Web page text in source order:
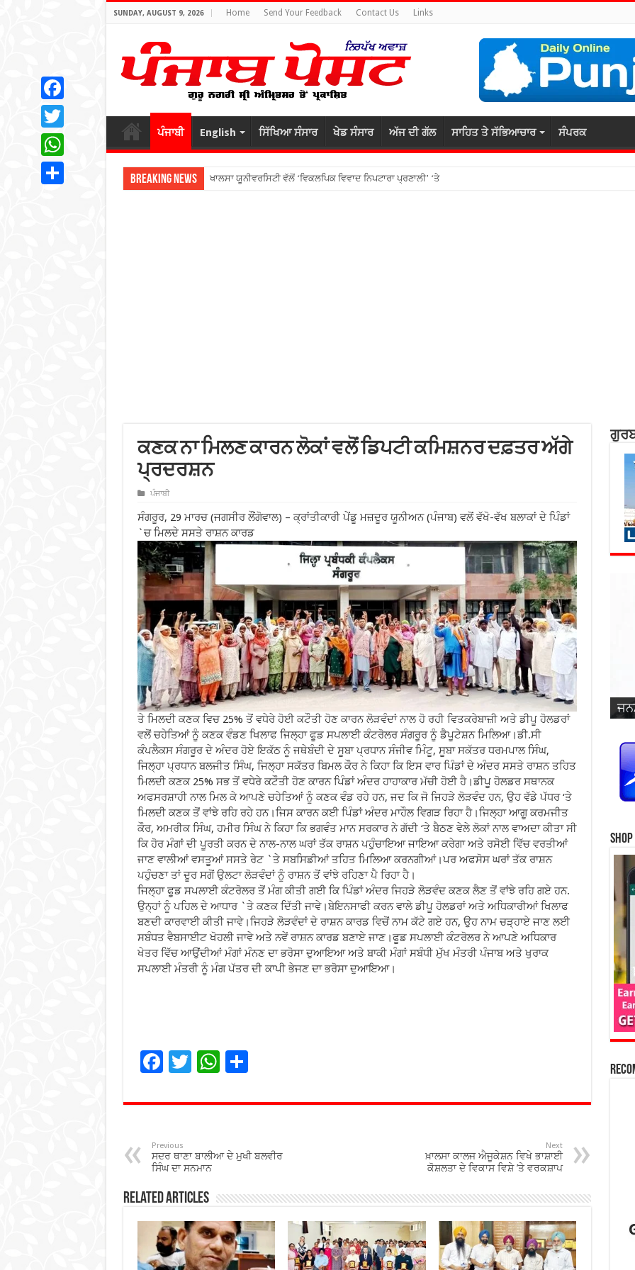
SUNDAY, AUGUST 9, 2026 Home Send Your Feedback Contact Us Links
ਪੰਜਾਬੀ English ਸਿੱਖਿਆ ਸੰਸਾਰ ਖੇਡ ਸੰਸਾਰ ਅੱਜ ਦੀ ਗੱਲ ਸਾਹਿਤ ਤੇ ਸੱਭਿਆਚਾਰ ਸੰਪਰਕ
Breaking News ਖਾਲਸਾ ਯੂਨੀਵਰਸਿਟੀ ਵੱਲੋਂ ‘ਵਿਕਲਪਿਕ ਵਿਵਾਦ ਨਿਪਟਾਰਾ ਪ੍ਰਣਾਲੀ’ ‘ਤੇ ਅੰਤਰਰਾਸ਼ਟਰੀ ਸੈਮੀਨਾਰ
ਕਣਕ ਨਾ ਮਿਲਣ ਕਾਰਨ ਲੋਕਾਂ ਵਲੋਂ ਡਿਪਟੀ ਕਮਿਸ਼ਨਰ ਦਫ਼ਤਰ ਅੱਗੇ
ਪ੍ਰਦਰਸ਼ਨ
ਪੰਜਾਬੀ
ਸੰਗਰੂਰ, 29 ਮਾਰਚ (ਜਗਸੀਰ ਲੌਂਗੋਵਾਲ) – ਕ੍ਰਾਂਤੀਕਾਰੀ ਪੇਂਡੂ ਮਜ਼ਦੂਰ ਯੂਨੀਅਨ (ਪੰਜਾਬ) ਵਲੋਂ ਵੱਖੋ-ਵੱਖ ਬਲਾਕਾਂ ਦੇ ਪਿੰਡਾਂ
`ਚ ਮਿਲਦੇ ਸਸਤੇ ਰਾਸ਼ਨ ਕਾਰਡ
ਤੇ ਮਿਲਦੀ ਕਣਕ ਵਿਚ 25% ਤੋਂ ਵਧੇਰੇ ਹੋਈ ਕਟੌਤੀ ਹੋਣ ਕਾਰਨ ਲੋੜਵੰਦਾਂ ਨਾਲ ਹੋ ਰਹੀ ਵਿਤਕਰੇਬਾਜ਼ੀ ਅਤੇ ਡੀਪੂ ਹੋਲਡਰਾਂ
ਵਲੋਂ ਚਹੇਤਿਆਂ ਨੂੰ ਕਣਕ ਵੰਡਣ ਖਿਲਾਫ ਜਿਲ੍ਹਾ ਫੂਡ ਸਪਲਾਈ ਕੰਟਰੋਲਰ ਸੰਗਰੂਰ ਨੂੰ ਡੈਪੂਟੇਸ਼ਨ ਮਿਲਿਆ।ਡੀ.ਸੀ
ਕੰਪਲੈਕਸ ਸੰਗਰੂਰ ਦੇ ਅੰਦਰ ਹੋਏ ਇਕੱਠ ਨੂੰ ਜਥੇਬੰਦੀ ਦੇ ਸੂਬਾ ਪ੍ਰਧਾਨ ਸੰਜੀਵ ਮਿੰਟੂ, ਸੂਬਾ ਸਕੱਤਰ ਧਰਮਪਾਲ ਸਿੰਘ,
ਜਿਲ੍ਹਾ ਪ੍ਰਧਾਨ ਬਲਜੀਤ ਸਿੰਘ, ਜਿਲ੍ਹਾ ਸਕੱਤਰ ਬਿਮਲ ਕੌਰ ਨੇ ਕਿਹਾ ਕਿ ਇਸ ਵਾਰ ਪਿੰਡਾਂ ਦੇ ਅੰਦਰ ਸਸਤੇ ਰਾਸ਼ਨ ਤਹਿਤ
ਮਿਲਦੀ ਕਣਕ 25% ਸਭ ਤੋਂ ਵਧੇਰੇ ਕਟੌਤੀ ਹੋਣ ਕਾਰਨ ਪਿੰਡਾਂ ਅੰਦਰ ਹਾਹਾਕਾਰ ਮੱਚੀ ਹੋਈ ਹੈ।ਡੀਪੂ ਹੋਲਡਰ ਸਥਾਨਕ
ਅਫਸਰਸ਼ਾਹੀ ਨਾਲ ਮਿਲ ਕੇ ਆਪਣੇ ਚਹੇਤਿਆਂ ਨੂੰ ਕਣਕ ਵੰਡ ਰਹੇ ਹਨ, ਜਦ ਕਿ ਜੋ ਜਿਹੜੇ ਲੋੜਵੰਦ ਹਨ, ਉਹ ਵੱਡੇ ਪੱਧਰ ‘ਤੇ
ਮਿਲਦੀ ਕਣਕ ਤੋਂ ਵਾਂਝੇ ਰਹਿ ਰਹੇ ਹਨ।ਜਿਸ ਕਾਰਨ ਕਈ ਪਿੰਡਾਂ ਅੰਦਰ ਮਾਹੌਲ ਵਿਗੜ ਰਿਹਾ ਹੈ।ਜਿਲ੍ਹਾ ਆਗੂ ਕਰਮਜੀਤ
ਕੌਰ, ਅਮਰੀਕ ਸਿੰਘ, ਹਮੀਰ ਸਿੰਘ ਨੇ ਕਿਹਾ ਕਿ ਭਗਵੰਤ ਮਾਨ ਸਰਕਾਰ ਨੇ ਗੱਦੀ ‘ਤੇ ਬੈਠਣ ਵੇਲੇ ਲੋਕਾਂ ਨਾਲ ਵਾਅਦਾ ਕੀਤਾ ਸੀ
ਕਿ ਹੋਰ ਮੰਗਾਂ ਦੀ ਪੂਰਤੀ ਕਰਨ ਦੇ ਨਾਲ-ਨਾਲ ਘਰਾਂ ਤੱਕ ਰਾਸ਼ਨ ਪਹੁੰਚਾਇਆ ਜਾਇਆ ਕਰੇਗਾ ਅਤੇ ਰਸੋਈ ਵਿੱਚ ਵਰਤੀਆਂ
ਜਾਣ ਵਾਲੀਆਂ ਵਸਤੂਆਂ ਸਸਤੇ ਰੇਟ `ਤੇ ਸਬਸਿਡੀਆਂ ਤਹਿਤ ਮਿਲਿਆ ਕਰਨਗੀਆਂ।ਪਰ ਅਫਸੋਸ ਘਰਾਂ ਤੱਕ ਰਾਸ਼ਨ
ਪਹੁੰਚਣਾ ਤਾਂ ਦੂਰ ਸਗੋਂ ਉਲਟਾ ਲੋੜਵੰਦਾਂ ਨੂੰ ਰਾਸ਼ਨ ਤੋਂ ਵਾਂਝੇ ਰਹਿਣਾ ਪੈ ਰਿਹਾ ਹੈ।
ਜਿਲ੍ਹਾ ਫੂਡ ਸਪਲਾਈ ਕੰਟਰੋਲਰ ਤੋਂ ਮੰਗ ਕੀਤੀ ਗਈ ਕਿ ਪਿੰਡਾਂ ਅੰਦਰ ਜਿਹੜੇ ਲੋੜਵੰਦ ਕਣਕ ਲੈਣ ਤੋਂ ਵਾਂਝੇ ਰਹਿ ਗਏ ਹਨ.
ਉਨ੍ਹਾਂ ਨੂੰ ਪਹਿਲ ਦੇ ਆਧਾਰ `ਤੇ ਕਣਕ ਦਿੱਤੀ ਜਾਵੇ।ਬੇਇਨਸਾਫੀ ਕਰਨ ਵਾਲੇ ਡੀਪੂ ਹੋਲਡਰਾਂ ਅਤੇ ਅਧਿਕਾਰੀਆਂ ਖਿਲਾਫ
ਬਣਦੀ ਕਾਰਵਾਈ ਕੀਤੀ ਜਾਵੇ।ਜਿਹੜੇ ਲੋੜਵੰਦਾਂ ਦੇ ਰਾਸ਼ਨ ਕਾਰਡ ਵਿਚੋਂ ਨਾਮ ਕੱਟੇ ਗਏ ਹਨ, ਉਹ ਨਾਮ ਚੜ੍ਹਾਏ ਜਾਣ ਲਈ
ਸਬੰਧਤ ਵੈਬਸਾਈਟ ਖੋਹਲੀ ਜਾਵੇ ਅਤੇ ਨਵੇਂ ਰਾਸ਼ਨ ਕਾਰਡ ਬਣਾਏ ਜਾਣ।ਫੂਡ ਸਪਲਾਈ ਕੰਟਰੋਲਰ ਨੇ ਆਪਣੇ ਅਧਿਕਾਰ
ਖੇਤਰ ਵਿੱਚ ਆਉਂਦੀਆਂ ਮੰਗਾਂ ਮੰਨਣ ਦਾ ਭਰੋਸਾ ਦੁਆਇਆ ਅਤੇ ਬਾਕੀ ਮੰਗਾਂ ਸਬੰਧੀ ਮੁੱਖ ਮੰਤਰੀ ਪੰਜਾਬ ਅਤੇ ਖੁਰਾਕ
ਸਪਲਾਈ ਮੰਤਰੀ ਨੂੰ ਮੰਗ ਪੱਤਰ ਦੀ ਕਾਪੀ ਭੇਜਣ ਦਾ ਭਰੋਸਾ ਦੁਆਇਆ।
F
e
o
o
k
T
tt
W
at
p
ar
Previous
ਸਦਰ ਥਾਣਾ ਬਾਲੀਆ ਦੇ ਮੁਖੀ ਬਲਵੀਰ
ਸਿੰਘ ਦਾ ਸਨਮਾਨ
Next
ਖ਼ਾਲਸਾ ਕਾਲਜ ਐਜੂਕੇਸ਼ਨ ਵਿਖੇ ਭਾਸ਼ਾਈ
ਕੋਸ਼ਲਤਾ ਦੇ ਵਿਕਾਸ ਵਿਸ਼ੇ ’ਤੇ ਵਰਕਸ਼ਾਪ
Related Articles
Facebook
Twitter
WhatsApp